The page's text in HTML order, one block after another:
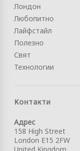
Лондон
Любопитно
Лайфстайл
Полезно
Свят
Технологии
Контакти
Адрес
158 High Street
London E15 2FW